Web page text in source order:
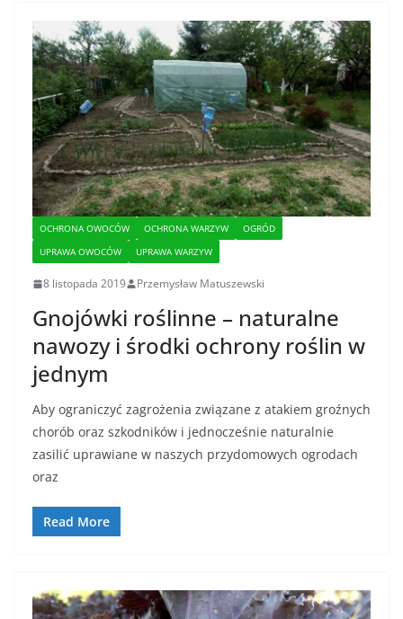
OCHRONA OWOCÓW OCHRONA WARZYW
OGRÓD
UPRAWA OWOCÓW
UPRAWA WARZYW
8 listopada 2019 Przemysław Matuszewski
Gnojówki roślinne – naturalne
nawozy i środki ochrony roślin w
jednym
Aby ograniczyć zagrożenia związane z atakiem groźnych
chorób oraz szkodników i jednocześnie naturalnie
zasilić uprawiane w naszych przydomowych ogrodach
oraz
Read More